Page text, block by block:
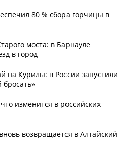
80 % сбора горчицы в
моста: в Барнауле
в город
на Курилы: в России запустили
изменится в российских
возвращается в Алтайский